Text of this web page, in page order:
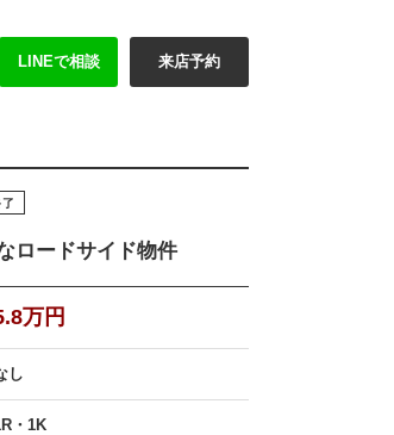
LINEで相談 来店予約
ロードサイド物件
万円
し
・1K